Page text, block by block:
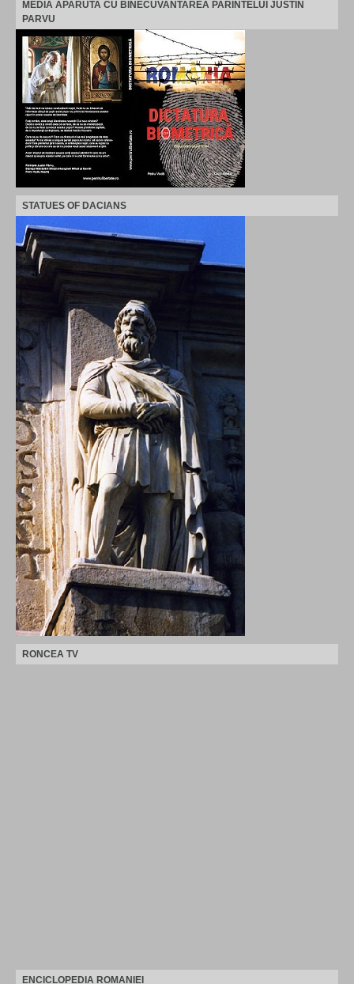
MEDIA APARUTA CU BINECUVANTAREA PARINTELUI JUSTIN
PARVU
STATUES OF DACIANS
RONCEA TV
ENCICLOPEDIA ROMANIEI